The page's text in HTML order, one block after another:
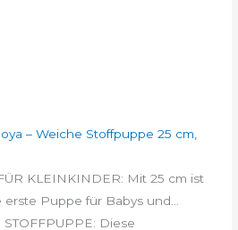
– Weiche Stoffpuppe 25 cm,
KLEINKINDER: Mit 25 cm ist
erste Puppe für Babys und...
STOFFPUPPE: Diese